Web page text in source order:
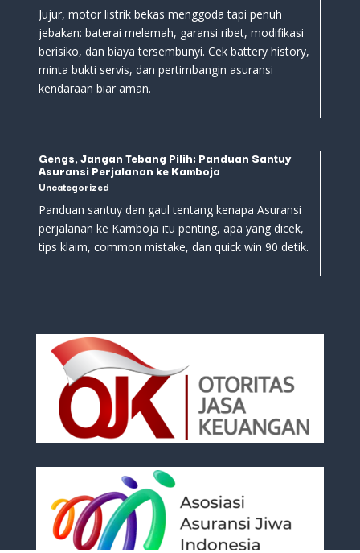
Jujur, motor listrik bekas menggoda tapi penuh
jebakan: baterai melemah, garansi ribet, modifikasi
berisiko, dan biaya tersembunyi. Cek battery history,
minta bukti servis, dan pertimbangin asuransi
kendaraan biar aman.
Gengs, Jangan Tebang Pilih: Panduan Santuy
Asuransi Perjalanan ke Kamboja
Uncategorized
Panduan santuy dan gaul tentang kenapa Asuransi
perjalanan ke Kamboja itu penting, apa yang dicek,
tips klaim, common mistake, dan quick win 90 detik.